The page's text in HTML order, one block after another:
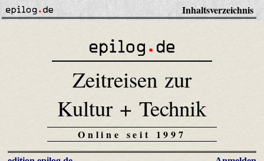
Inhaltsverzeichnis
Zeitreisen zur
Kultur + Technik
Online seit 1997